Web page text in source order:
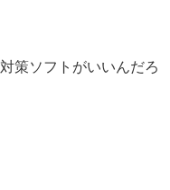
策ソフトがいいんだろ